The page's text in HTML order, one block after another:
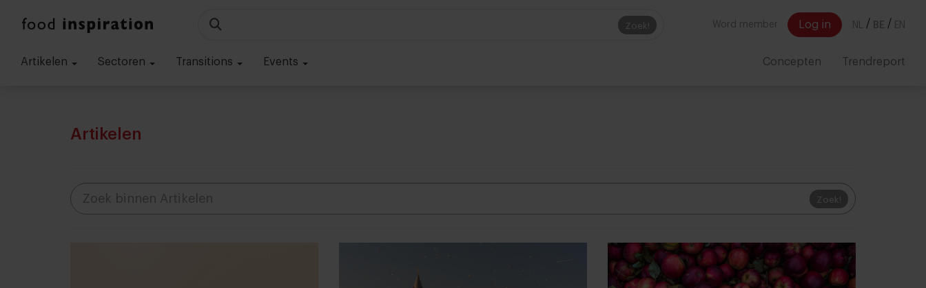
Zoek! Word member Log in NL / BE / EN
Artikelen Sectoren Transitions Events Concepten Trendreport
Artikelen
Zoek!